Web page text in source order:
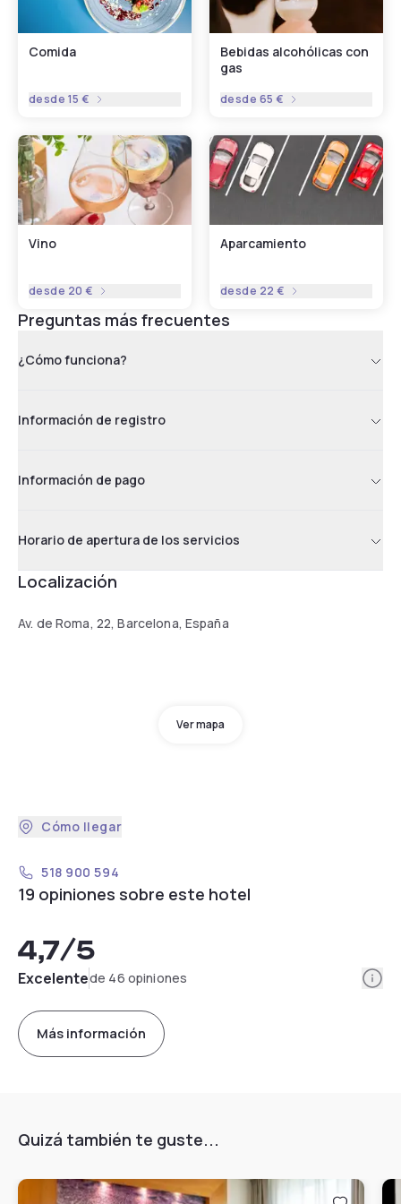
Comida
desde 15 €
Bebidas alcohólicas con
gas
desde 65 €
Vino
desde 20 €
Aparcamiento
desde 22 €
Preguntas más frecuentes
¿Cómo funciona?
Información de registro
Información de pago
Horario de apertura de los servicios
Localización
Av. de Roma, 22, Barcelona, España
Ver mapa
Cómo llegar
518 900 594
19 opiniones sobre este hotel
4,7/5
Excelentede 46 opiniones
Más información
Quizá también te guste...